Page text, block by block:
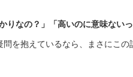
りなの？」「高いのに意味ない
問を抱えているなら、まさにこ